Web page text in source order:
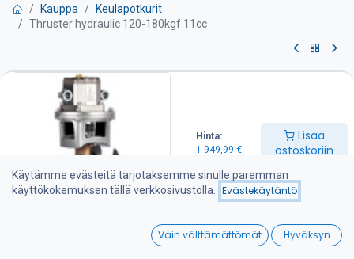
Hinta:
1 949,99 €
Lisää
ostoskoriin
Wishlist
Kauppa
Keulapotkurit
Thruster hydraulic 120-180kgf 11cc
Thruster hydraulic 120-180kgf
Tehokas ja hiljainen 7-lapainen keulapotkuri Hollannista. Työntö
120-180 kgf. Potkurin halkaisija 250 mm.
Huoltovapaa erikoismuovipotkuri joka on suunniteltu antamaan
tehokasta työntövoimaa molempiin suuntiin.
Luotettava hydraulinen hammaspyörämoottori ja korkealaatuiset
Käytämme evästeitä tarjotaksemme sinulle paremman
käyttökokemuksen tällä verkkosivustolla.
Evästekäytäntö
Vain välttämättömät Hyväksyn